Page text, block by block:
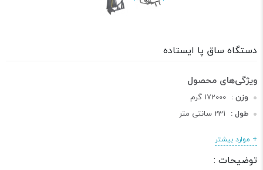
دستگاه ساق پا ایستاده
وزن : 172000 گرم
طول : 231 سانتی متر
ارتفاع : 204 سانتی متر
دسته : دستگاه های بدنسازی
+ موارد بیشتر
توضیحات :